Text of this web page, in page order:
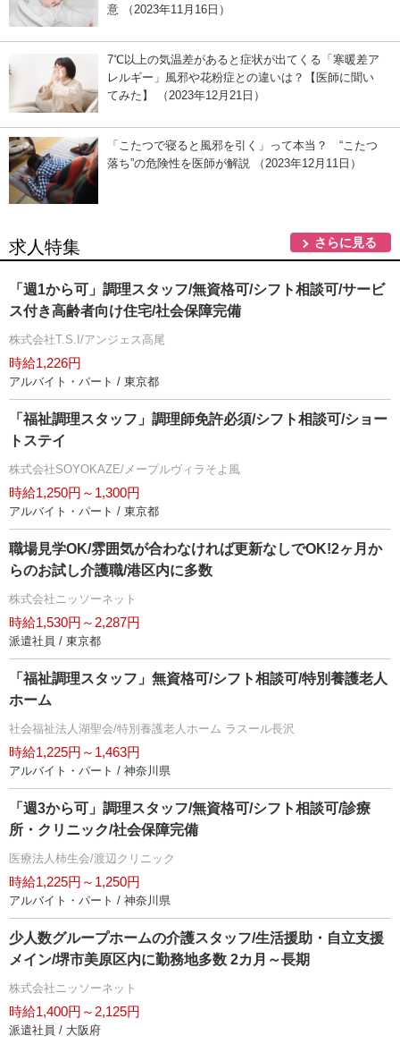
意 （2023年11月16日）
7℃以上の気温差があると症状が出てくる「寒暖差ア
レルギー」風邪や花粉症との違いは？【医師に聞い
てみた】 （2023年12月21日）
「こたつで寝ると風邪を引く」って本当？ “こたつ
落ち”の危険性を医師が解説 （2023年12月11日）
求人特集 さらに見る
「週1から可」調理スタッフ/無資格可/シフト相談可/サービ
ス付き高齢者向け住宅/社会保障完備
株式会社T.S.I/アンジェス高尾
時給1,226円
アルバイト・パート / 東京都
「福祉調理スタッフ」調理師免許必須/シフト相談可/ショー
トステイ
株式会社SOYOKAZE/メープルヴィラそよ風
時給1,250円～1,300円
アルバイト・パート / 東京都
職場見学OK/雰囲気が合わなければ更新なしでOK!2ヶ月か
らのお試し介護職/港区内に多数
株式会社ニッソーネット
時給1,530円～2,287円
派遣社員 / 東京都
「福祉調理スタッフ」無資格可/シフト相談可/特別養護老人
ホーム
社会福祉法人湖聖会/特別養護老人ホーム ラスール長沢
時給1,225円～1,463円
アルバイト・パート / 神奈川県
「週3から可」調理スタッフ/無資格可/シフト相談可/診療
所・クリニック/社会保障完備
医療法人柿生会/渡辺クリニック
時給1,225円～1,250円
アルバイト・パート / 神奈川県
少人数グループホームの介護スタッフ/生活援助・自立支援
メイン/堺市美原区内に勤務地多数 2カ月～長期
株式会社ニッソーネット
時給1,400円～2,125円
派遣社員 / 大阪府